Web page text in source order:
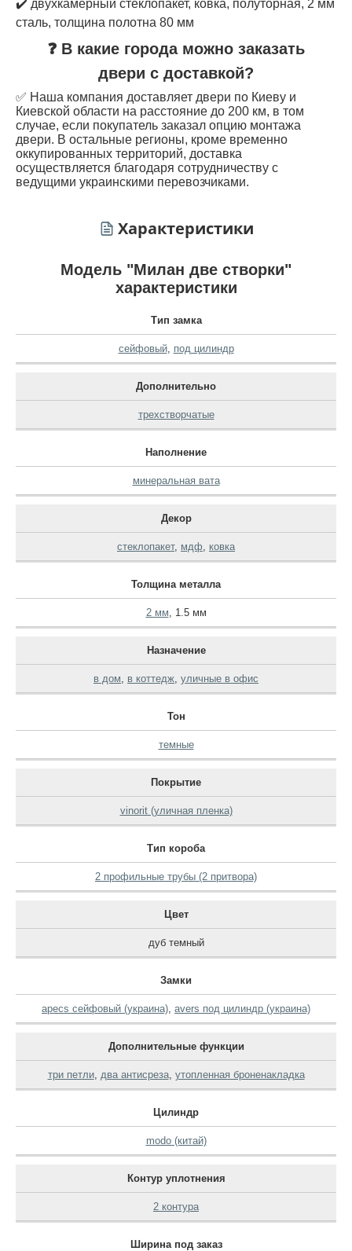
✔️ двухкамерный стеклопакет, ковка, полуторная, 2 мм
сталь, толщина полотна 80 мм
❓ В какие города можно заказать
двери с доставкой?
✅ Наша компания доставляет двери по Киеву и
Киевской области на расстояние до 200 км, в том
случае, если покупатель заказал опцию монтажа
двери. В остальные регионы, кроме временно
оккупированных территорий, доставка
осуществляется благодаря сотрудничеству с
ведущими украинскими перевозчиками.
Характеристики
Модель "Милан две створки"
характеристики
Тип замка
сейфовый, под цилиндр
Дополнительно
трехстворчатые
Наполнение
минеральная вата
Декор
стеклопакет, мдф, ковка
Толщина металла
2 мм, 1.5 мм
Назначение
в дом, в коттедж, уличные в офис
Тон
темные
Покрытие
vinorit (уличная пленка)
Тип короба
2 профильные трубы (2 притвора)
Цвет
дуб темный
Замки
apecs сейфовый (украина), avers под цилиндр (украина)
Дополнительные функции
три петли, два антисреза, утопленная броненакладка
Цилиндр
modo (китай)
Контур уплотнения
2 контура
Ширина под заказ